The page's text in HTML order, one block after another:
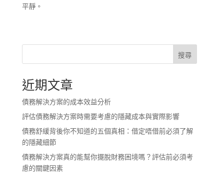
平靜。
搜尋
近期文章
債務解決方案的成本效益分析
評估債務解決方案時需要考慮的隱藏成本與實際影響
債務舒緩背後你不知道的五個真相：借定唔借前必須了解
的隱藏細節
債務解決方案真的能幫你擺脫財務困境嗎？評估前必須考
慮的關鍵因素